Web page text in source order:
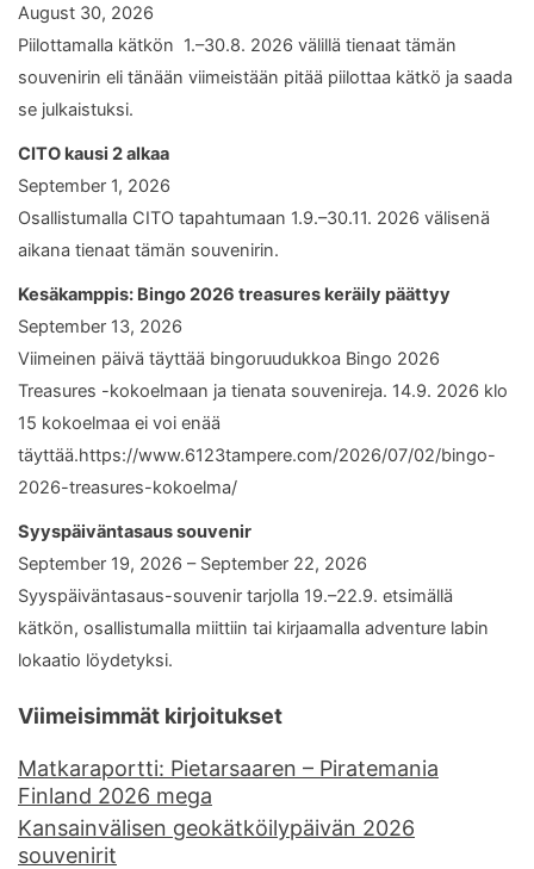
August 30, 2026
Piilottamalla kätkön 1.–30.8. 2026 välillä tienaat tämän
souvenirin eli tänään viimeistään pitää piilottaa kätkö ja saada
se julkaistuksi.
CITO kausi 2 alkaa
September 1, 2026
Osallistumalla CITO tapahtumaan 1.9.–30.11. 2026 välisenä
aikana tienaat tämän souvenirin.
Kesäkamppis: Bingo 2026 treasures keräily päättyy
September 13, 2026
Viimeinen päivä täyttää bingoruudukkoa Bingo 2026
Treasures -kokoelmaan ja tienata souvenireja. 14.9. 2026 klo
15 kokoelmaa ei voi enää
täyttää.https://www.6123tampere.com/2026/07/02/bingo-
2026-treasures-kokoelma/
Syyspäiväntasaus souvenir
September 19, 2026 – September 22, 2026
Syyspäiväntasaus-souvenir tarjolla 19.–22.9. etsimällä
kätkön, osallistumalla miittiin tai kirjaamalla adventure labin
lokaatio löydetyksi.
Viimeisimmät kirjoitukset
Matkaraportti: Pietarsaaren – Piratemania
Finland 2026 mega
Kansainvälisen geokätköilypäivän 2026
souvenirit